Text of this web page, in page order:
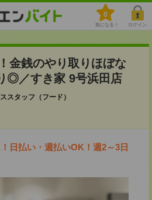
0
気になる！ ログイン
金銭のやり取りほぼな
◎／すき家 9号浜田店
スタッフ（フード）
日払い・週払いOK！週2～3日